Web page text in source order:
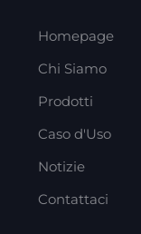
Homepage
Chi Siamo
Prodotti
Caso d'Uso
Notizie
Contattaci